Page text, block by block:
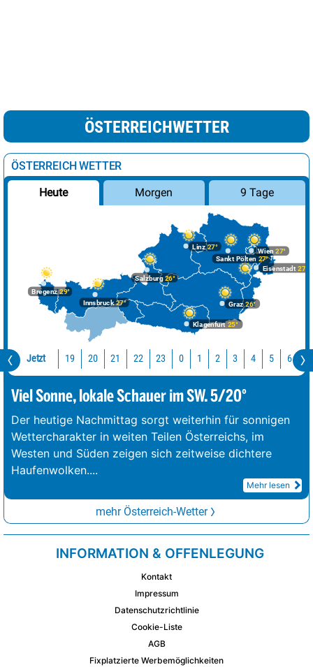
ÖSTERREICHWETTER
ÖSTERREICH WETTER
Heute Morgen 9 Tage
Bregenz29°
Graz26°
Innsbruck27°
Klagenfurt 25°
Linz27°
Salzburg26°
Wien 27°
Eisenstadt 27°
Sankt Pölten 27°
Jetzt 19 20 21 22 23 0 1 2 3 4 5 6 7
Viel Sonne, lokale Schauer im SW. 5/20°
Der heutige Nachmittag sorgt weiterhin für sonnigen
Wettercharakter in weiten Teilen Österreichs, im
Westen und Süden zeigen sich zeitweise dichtere
Haufenwolken....
Mehr lesen
mehr Österreich-Wetter
INFORMATION & OFFENLEGUNG
Kontakt
Impressum
Datenschutzrichtlinie
Cookie-Liste
AGB
Fixplatzierte Werbemöglichkeiten